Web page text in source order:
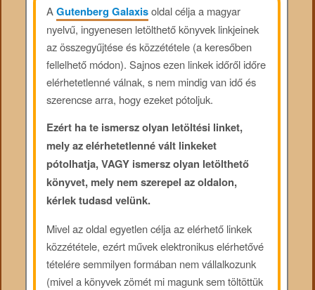
AGutenberg Galaxisoldal célja a magyar
nyelvű, ingyenesen letölthető könyvek linkjeinek
az összegyűjtése és közzététele (a keresőben
fellelhető módon). Sajnos ezen linkek időről időre
elérhetetlenné válnak, s nem mindig van idő és
szerencse arra, hogy ezeket pótoljuk.
Ezért ha te ismersz olyan letöltési linket,
mely az elérhetetlenné vált linkeket
pótolhatja, VAGY ismersz olyan letölthető
könyvet, mely nem szerepel az oldalon,
kérlek tudasd velünk.
Mivel az oldal egyetlen célja az elérhető linkek
közzététele, ezért művek elektronikus elérhetővé
tételére semmilyen formában nem vállalkozunk
(mivel a könyvek zömét mi magunk sem töltöttük